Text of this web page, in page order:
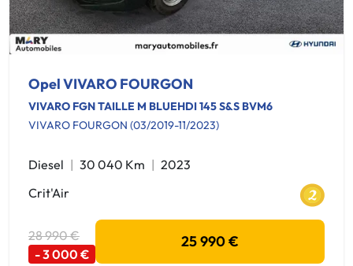
Opel VIVARO FOURGON
VIVARO FGN TAILLE M BLUEHDI 145 S&S BVM6
VIVARO FOURGON (03/2019-11/2023)
Diesel 30 040 Km
2023
Crit'Air
28 990 €
- 3 000 €
25 990 €